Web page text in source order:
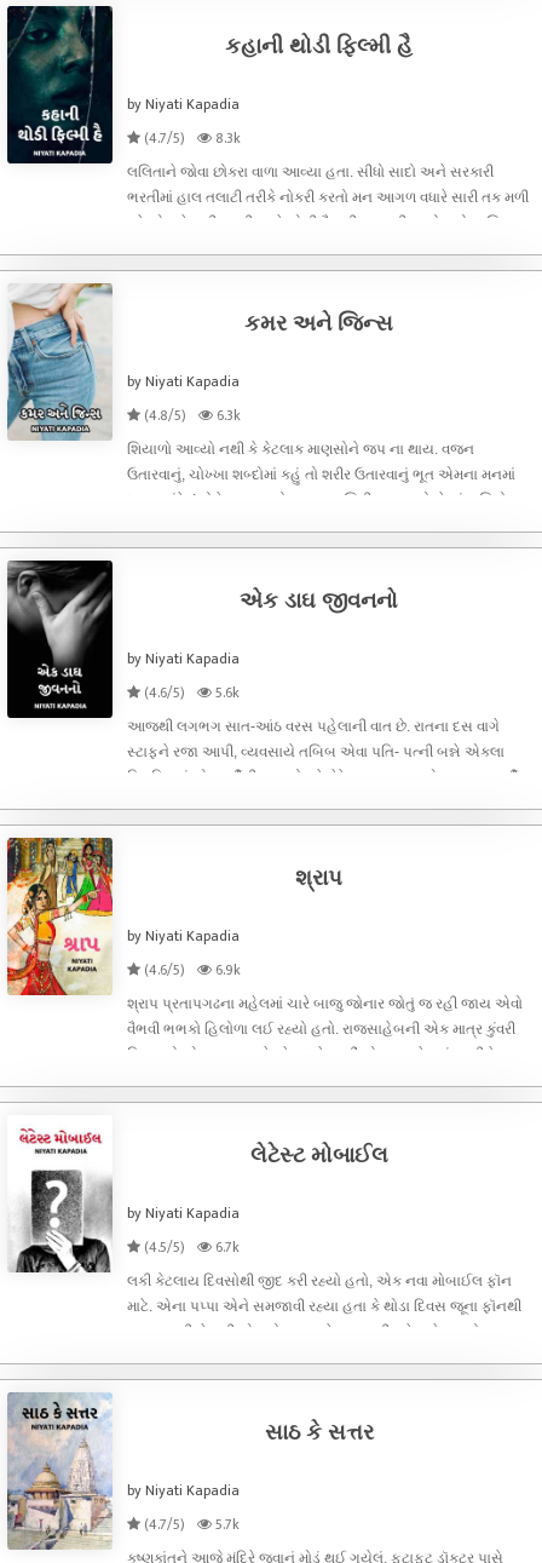
કહાની થોડી ફિલ્મી હૈ
by Niyati Kapadia
(4.7/5)
8.3k
લલિતાને જોવા છોકરા વાળા આવ્યા હતા. સીધો સાદો અને સરકારી
ભરતીમાં હાલ તલાટી તરીકે નોકરી કરતો મન આગળ વધારે સારી તક મળી
રહે એ માટે નવી ભરતી આવે એની તૈયારી પણ કરી રહ્યો હતો. લલિતા
કમર અને જિન્સ
by Niyati Kapadia
(4.8/5)
6.3k
શિયાળો આવ્યો નથી કે કેટલાક માણસોને જપ ના થાય. વજન
ઉતારવાનું, ચોખ્ખા શબ્દોમાં કહું તો શરીર ઉતારવાનું ભૂત એમના મનમાં
ધુણવા માંડે..!જોકે મક્કમ મનોબળવાળા, જિદ્દીલા માણસો બે પાંચ કિલો
આ વજન ઘટાડવાની
એક ડાઘ જીવનનો
by Niyati Kapadia
(4.6/5)
5.6k
આજથી લગભગ સાત-આંઠ વરસ પહેલાની વાત છે. રાતના દસ વાગે
સ્ટાફને રજા આપી, વ્યવસાયે તબિબ એવા પતિ- પત્ની બન્ને એકલા
ક્લિનિકમાં એક દર્દીની રાહ જોઇને બેઠેલા. જશુભાઇ એમના જુના દર્દી
બાબતે દાક્તરનો અભિપ્રાય લે
શ્રાપ
by Niyati Kapadia
(4.6/5)
6.9k
શ્રાપ પ્રતાપગઢના મહેલમાં ચારે બાજુ જોનાર જોતું જ રહી જાય એવો
વૈભવી ભભકો હિલોળા લઈ રહ્યો હતો. રાજસાહેબની એક માત્ર કુંવરી
પ્રિયાએ એના લગ્ન શહેરને બદલે અહીં એમના મહેલમાં આવીને
લેટેસ્ટ મોબાઈલ
by Niyati Kapadia
(4.5/5)
6.7k
લકી કેટલાય દિવસોથી જીદ કરી રહ્યો હતો, એક નવા મોબાઈલ ફૉન
માટે. એના પપ્પા એને સમજાવી રહ્યા હતા કે થોડા દિવસ જૂના ફૉનથી
કામ ચલાવી લે પછી એ નવો અપાવશે, પણ લકી હવે જીદે ચઢ્યો
નાકના ભૂંગળા ફુલાવી ફરિ
સાઠ કે સત્તર
by Niyati Kapadia
(4.7/5)
5.7k
કૃષ્ણકાંતને આજે મંદિરે જવાનું મોડું થઈ ગયેલું. ફટાફટ ડૉક્ટર પાસે